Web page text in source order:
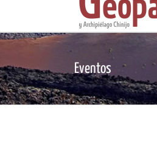
Eventos